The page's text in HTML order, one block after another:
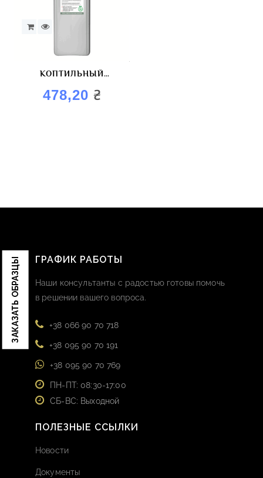
ЗАКАЗАТЬ ОБРАЗЦЫ
КОПТИЛЬНЫЙ
АРОМАТИЗАТОР ДЛЯ
АТОМИЗАЦИИ ATOMIZER
478,20 ₴
ГРАФИК РАБОТЫ
Наши консультанты с радостью готовы помочь
в решении вашего вопроса.
+38 066 90 70 718
+38 095 90 70 191
+38 095 90 70 769
ПН-ПТ: 08:30-17:00
СБ-ВС: Выходной
ПОЛЕЗНЫЕ ССЫЛКИ
Новости
Документы